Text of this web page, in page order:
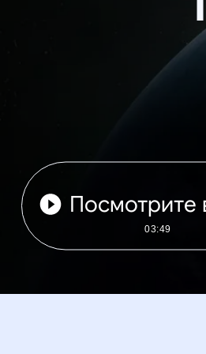
Посмотрите
03:49